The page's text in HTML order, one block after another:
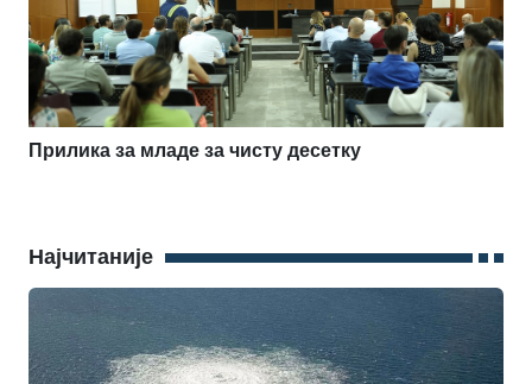
Прилика за младе за чисту десетку
Најчитаније